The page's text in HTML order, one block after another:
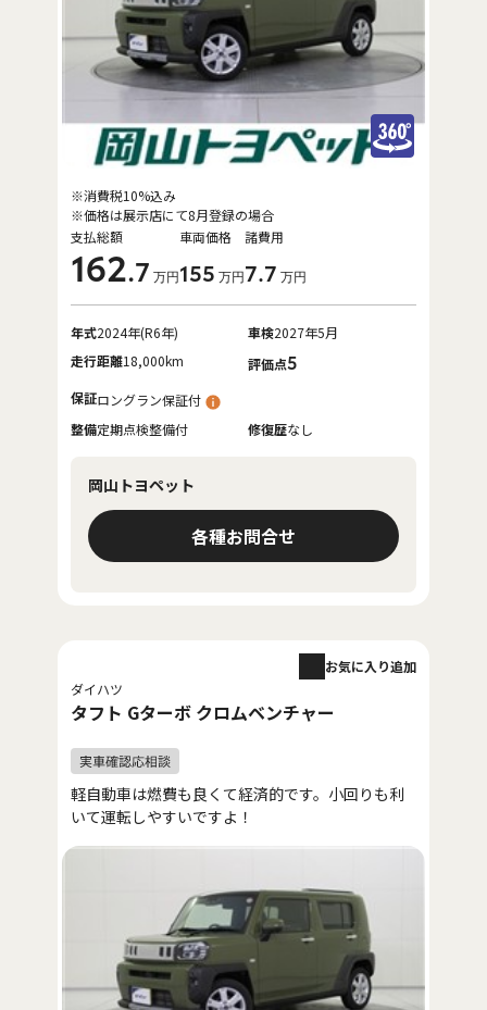
支払総額
162.7 万円
車両価格
155 万円
諸費用
7.7 万円
※消費税10%込み
※価格は展示店にて8月登録の場合
年式2024年(R6年) 車検2027年5月
走行距離18,000km 評価点5
保証ロングラン保証付
整備定期点検整備付 修復歴なし
岡山トヨペット
各種お問合せ
ダイハツ
タフト Gターボ クロムベンチャー
お気に入り追加
軽自動車は燃費も良くて経済的です。小回りも利
いて運転しやすいですよ！